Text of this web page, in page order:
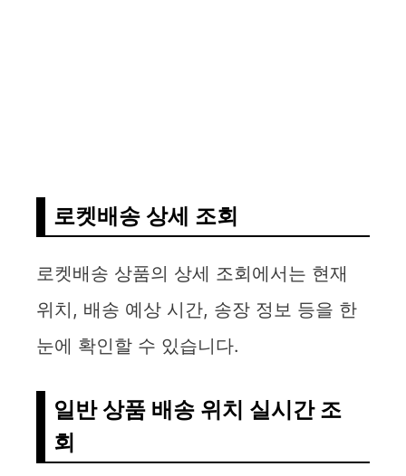
로켓배송 상세 조회
로켓배송 상품의 상세 조회에서는 현재
위치, 배송 예상 시간, 송장 정보 등을 한
눈에 확인할 수 있습니다.
일반 상품 배송 위치 실시간 조
회